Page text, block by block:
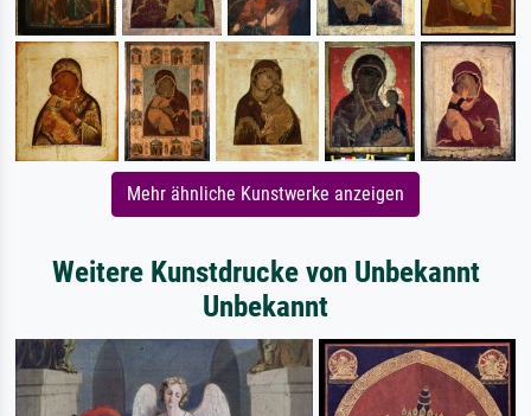
Mehr ähnliche Kunstwerke anzeigen
Weitere Kunstdrucke von Unbekannt
Unbekannt